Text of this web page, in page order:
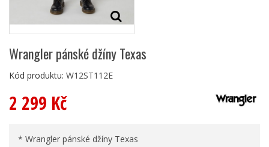
Wrangler pánské džíny Texas
Kód produktu: W12ST112E
2 299 Kč
* Wrangler pánské džíny Texas